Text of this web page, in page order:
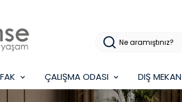
ÇALIŞMA ODASI DIŞ MEKAN